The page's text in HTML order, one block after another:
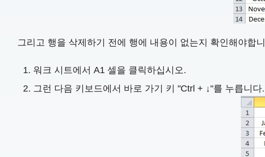
그리고 행을 삭제하기 전에 행에 내용이 없는지 확인해야합
워크 시트에서 A1 셀을 클릭하십시오.
그런 다음 키보드에서 바로 가기 키 "Ctrl + ↓"를 누릅니